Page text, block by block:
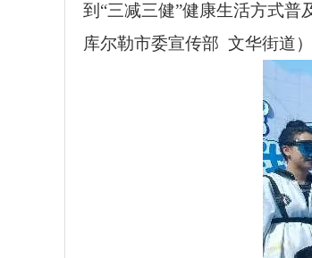
到“三减三健”健康生活方式普
库尔勒市委宣传部 文华街道）